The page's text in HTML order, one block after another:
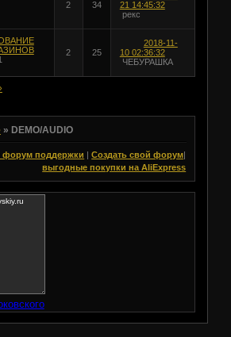
2
34
21 14:45:32
рекс
2 25
2018-11-
10 02:36:32
ЧЕБУРАШКА
» DEMO/AUDIO
форум поддержки |Создать свой форум
выгодные покупки на AliExpress